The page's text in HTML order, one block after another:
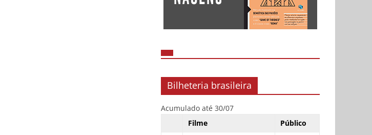
Bilheteria brasileira
Acumulado até 30/07
Filme
Público